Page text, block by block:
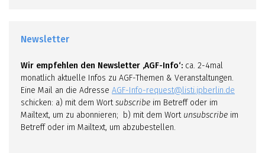
Newsletter
Wir empfehlen den Newsletter ‚AGF-Info‘: ca. 2-4mal
monatlich aktuelle Infos zu AGF-Themen & Veranstaltungen.
Eine Mail an die Adresse AGF-Info-request@listi.jpberlin.de
schicken: a) mit dem Wortsubscribe im Betreff oder im
Mailtext, um zu abonnieren; b) mit dem Wort unsubscribe im
Betreff oder im Mailtext, um abzubestellen.